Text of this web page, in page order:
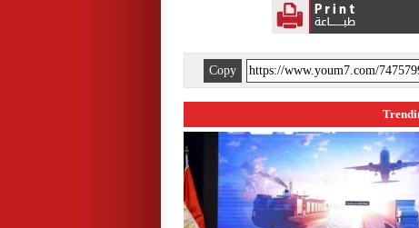
Copy